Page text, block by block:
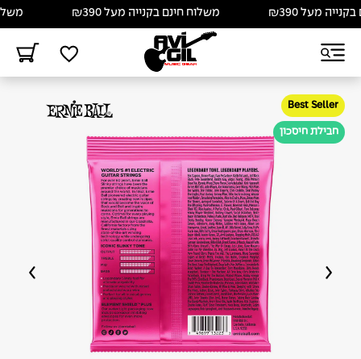
מעל ₪390 משלוח חינם בקנייה מעל ₪390 משלוח
Best Seller
חבילת חיסכון